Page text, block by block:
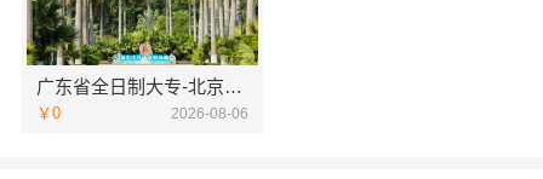
广东省全日制大专-北京理工大学珠海学院继续教育学院
￥0 2026-08-06